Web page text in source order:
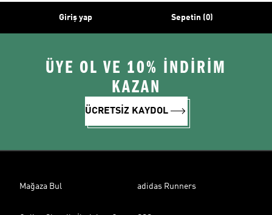
Giriş yap Sepetin (0)
ÜYE OL VE 10% İNDİRİM
KAZAN
ÜCRETSİZ KAYDOL
Mağaza Bul adidas Runners